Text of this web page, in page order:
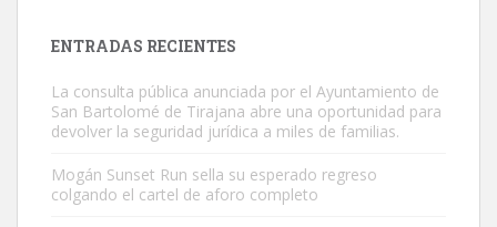
Adopción urgente
ENTRADAS RECIENTES
La consulta pública anunciada por el Ayuntamiento de
San Bartolomé de Tirajana abre una oportunidad para
devolver la seguridad jurídica a miles de familias.
Mogán Sunset Run sella su esperado regreso
colgando el cartel de aforo completo